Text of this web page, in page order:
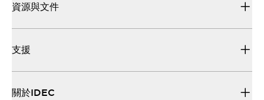
資源與文件
支援
關於IDEC